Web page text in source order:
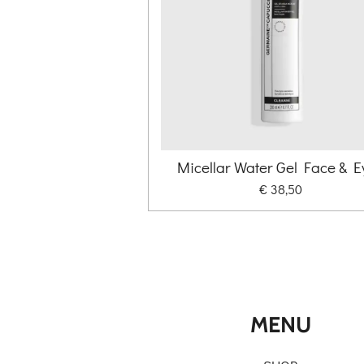
Micellar Water Gel Face &
€ 38,50
MENU